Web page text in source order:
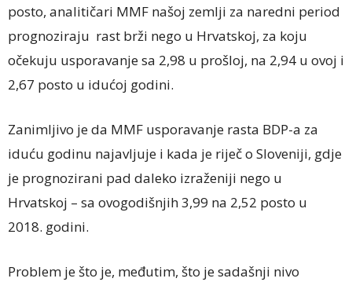
posto, analitičari MMF našoj zemlji za naredni period
prognoziraju rast brži nego u Hrvatskoj, za koju
očekuju usporavanje sa 2,98 u prošloj, na 2,94 u ovoj i
2,67 posto u idućoj godini.
Zanimljivo je da MMF usporavanje rasta BDP-a za
iduću godinu najavljuje i kada je riječ o Sloveniji, gdje
je prognozirani pad daleko izraženiji nego u
Hrvatskoj – sa ovogodišnjih 3,99 na 2,52 posto u
2018. godini.
Problem je što je, međutim, što je sadašnji nivo